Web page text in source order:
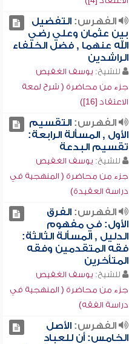
الفهرس:التفضيل
بين عثمان وعلي رضي
الله عنهما , فضل الخلفاء
الراشدين
للشيخ: يوسف الغفيص
جزء من محاضرة ( شرح لمعة
الاعتقاد [16])
الفهرس:التقسيم
الأول , المسألة الرابعة:
تقسيم البدعة
للشيخ: يوسف الغفيص
جزء من محاضرة ( المنهجية في
دراسة العقيدة)
الفهرس:الفرق
الأول: في مفهوم
الدليل , المسألة الثالثة:
فقه المتقدمين وفقه
المتأخرين
للشيخ: يوسف الغفيص
جزء من محاضرة ( المنهجية في
دراسة الفقه)
الفهرس:الأصل
الخامس: أن للعباد